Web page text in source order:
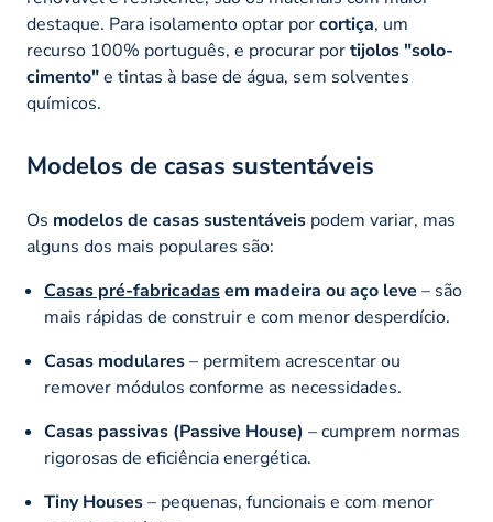
destaque. Para isolamento optar porcortiça, um
recurso 100% português, e procurar portijolos "solo-
cimento"e tintas à base de água, sem solventes
químicos.
Modelos de casas sustentáveis
Os modelos de casas sustentáveis podem variar, mas
alguns dos mais populares são:
Casas pré-fabricadasem madeira ou aço leve – são
mais rápidas de construir e com menor desperdício.
Casas modulares– permitem acrescentar ou
remover módulos conforme as necessidades.
Casas passivas (Passive House) – cumprem normas
rigorosas de eficiência energética.
Tiny Houses– pequenas, funcionais e com menor